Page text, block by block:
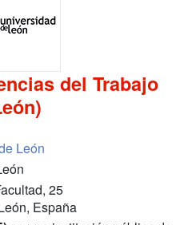
del Trabajo
León
25
España